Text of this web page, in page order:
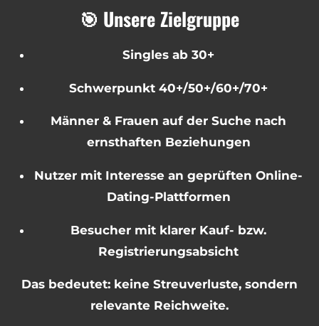
🎯 Unsere Zielgruppe
Singles ab 30+
Schwerpunkt 40+/50+/60+/70+
Männer & Frauen auf der Suche nach
ernsthaften Beziehungen
Nutzer mit Interesse an geprüften Online-
Dating-Plattformen
Besucher mit klarer Kauf- bzw.
Registrierungsabsicht
Das bedeutet: keine Streuverluste, sondern
relevante Reichweite.